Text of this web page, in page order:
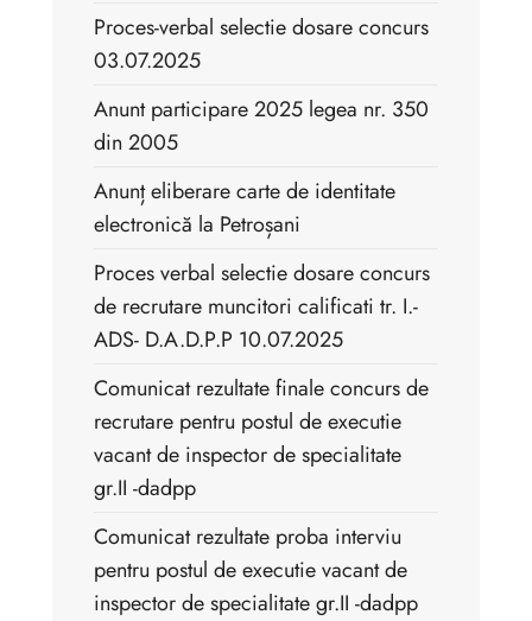
Proces-verbal selectie dosare concurs
03.07.2025
Anunt participare 2025 legea nr. 350
din 2005
Anunț eliberare carte de identitate
electronică la Petroșani
Proces verbal selectie dosare concurs
de recrutare muncitori calificati tr. I.-
ADS- D.A.D.P.P 10.07.2025
Comunicat rezultate finale concurs de
recrutare pentru postul de executie
vacant de inspector de specialitate
gr.II -dadpp
Comunicat rezultate proba interviu
pentru postul de executie vacant de
inspector de specialitate gr.II -dadpp